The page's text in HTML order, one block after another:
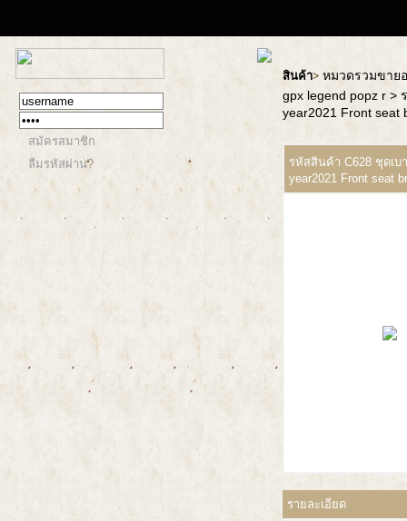
สมัครสมาชิก
ลืมรหัสผ่าน?
สินค้า> หมวดรวมขาย
gpx legend popz r >
year2021 Front seat
รหัสสินค้า C628 ชุดเบ
year2021 Front seat
รายละเอียด